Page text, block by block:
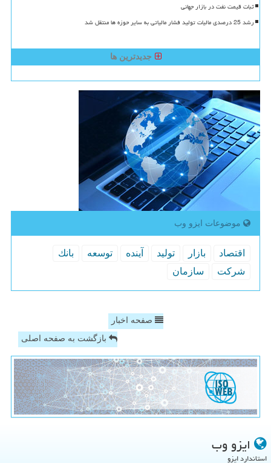
ثبات قیمت نفت در بازار جهانی
رشد 25 درصدی مالیات تولید فشار مالیاتی به سایر حوزه ها منتقل شد
جدیدترین ها
موضوعات ایزو وب
اقتصاد بازار تولید آینده توسعه
بانك
شركت
سازمان
صفحه اخبار
بازگشت به صفحه اصلی
ایزو وب
استاندارد ایزو